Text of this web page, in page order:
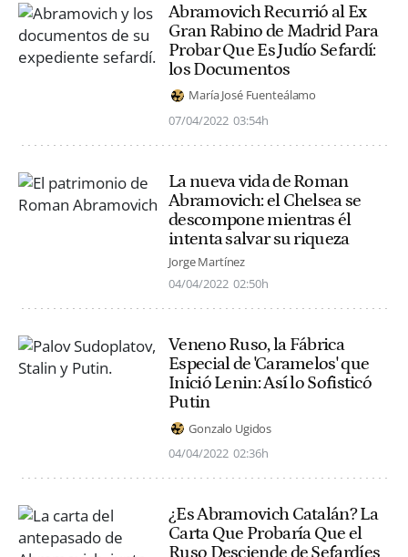
Abramovich Recurrió al Ex
Gran Rabino de Madrid Para
Probar Que Es Judío Sefardí:
los Documentos
María José Fuenteálamo
07/04/2022 03:54h
La nueva vida de Roman
Abramovich: el Chelsea se
descompone mientras él
intenta salvar su riqueza
Jorge Martínez
04/04/2022 02:50h
Veneno Ruso, la Fábrica
Especial de 'Caramelos' que
Inició Lenin: Así lo Sofisticó
Putin
Gonzalo Ugidos
04/04/2022 02:36h
¿Es Abramovich Catalán? La
Carta Que Probaría Que el
Ruso Desciende de Sefardíes